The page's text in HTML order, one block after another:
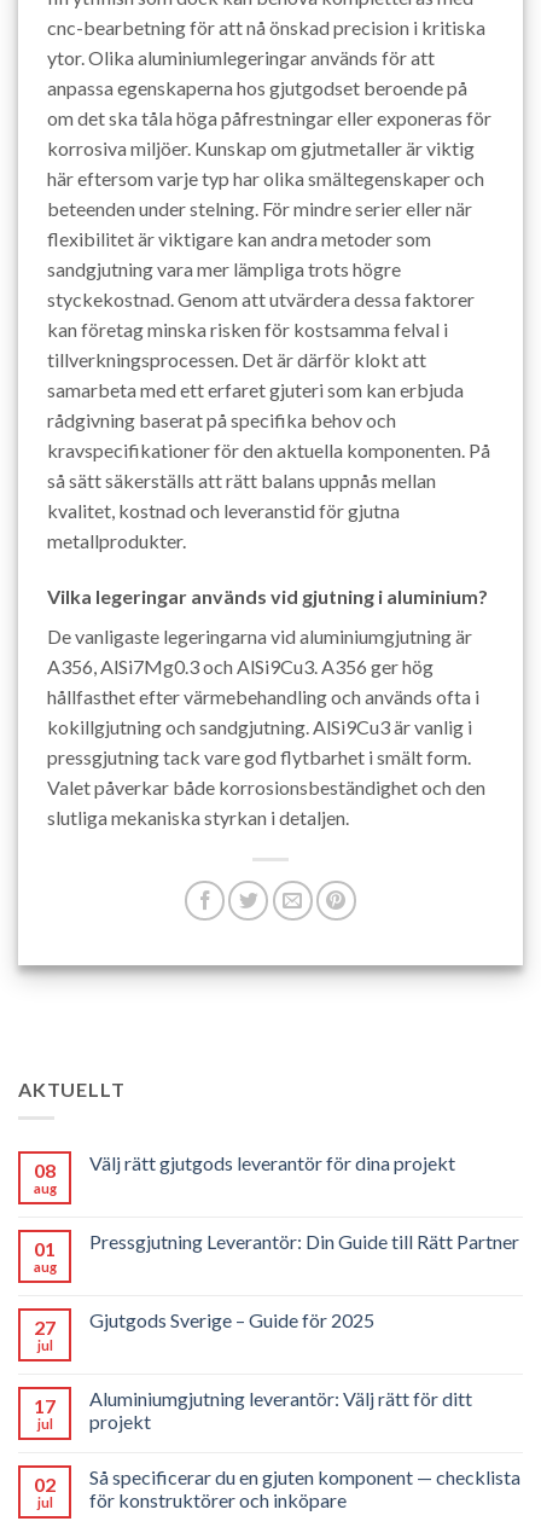
cnc-bearbetning för att nå önskad precision i kritiska
ytor. Olika aluminiumlegeringar används för att
anpassa egenskaperna hos gjutgodset beroende på
om det ska tåla höga påfrestningar eller exponeras för
korrosiva miljöer. Kunskap om gjutmetaller är viktig
här eftersom varje typ har olika smältegenskaper och
beteenden under stelning. För mindre serier eller när
flexibilitet är viktigare kan andra metoder som
sandgjutning vara mer lämpliga trots högre
styckekostnad. Genom att utvärdera dessa faktorer
kan företag minska risken för kostsamma felval i
tillverkningsprocessen. Det är därför klokt att
samarbeta med ett erfaret gjuteri som kan erbjuda
rådgivning baserat på specifika behov och
kravspecifikationer för den aktuella komponenten. På
så sätt säkerställs att rätt balans uppnås mellan
kvalitet, kostnad och leveranstid för gjutna
metallprodukter.
Vilka legeringar används vid gjutning i aluminium?
De vanligaste legeringarna vid aluminiumgjutning är
A356, AlSi7Mg0.3 och AlSi9Cu3. A356 ger hög
hållfasthet efter värmebehandling och används ofta i
kokillgjutning och sandgjutning. AlSi9Cu3 är vanlig i
pressgjutning tack vare god flytbarhet i smält form.
Valet påverkar både korrosionsbeständighet och den
slutliga mekaniska styrkan i detaljen.
AKTUELLT
08
aug
Välj rätt gjutgods leverantör för dina projekt
01
aug
Pressgjutning Leverantör: Din Guide till Rätt Partner
27
jul
Gjutgods Sverige – Guide för 2025
17
jul
Aluminiumgjutning leverantör: Välj rätt för ditt
projekt
02
jul
Så specificerar du en gjuten komponent — checklista
för konstruktörer och inköpare